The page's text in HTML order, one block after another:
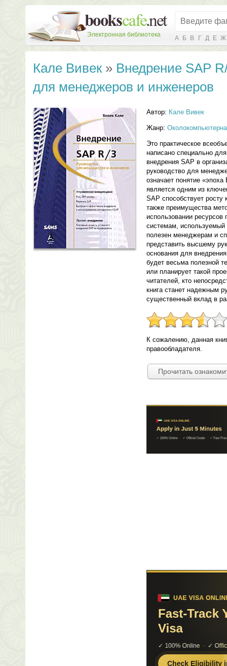
Электронная библиотека А Б В Г Д Е Ж
Кале Вивек » Внедрение SAP
для менеджеров и инженеров
Автор: Кале Вивек
Жанр:
Это практическое
написано специально
внедрения SAP в
руководство для
означает понятие
является одним из
SAP способствует росту
также преимущества
использовании
системам, используемый
полезен менеджерам и
представить высшему
основания для
будет весьма полезной
или планирует такой
читателей, кто
книга станет надежным
существенный вклад в
К сожалению, данная
правообладателя.
Прочитать